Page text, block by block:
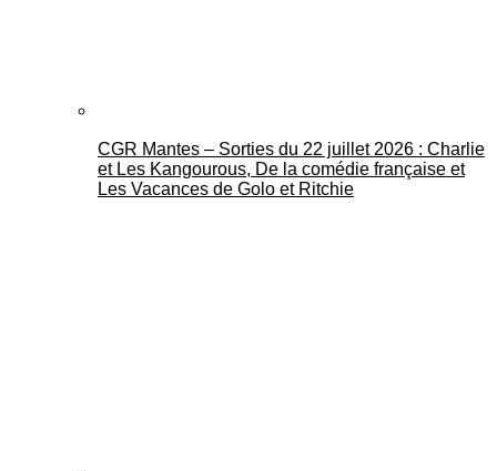
CGR Mantes – Sorties du 22 juillet 2026 : Charlie
et Les Kangourous, De la comédie française et
Les Vacances de Golo et Ritchie